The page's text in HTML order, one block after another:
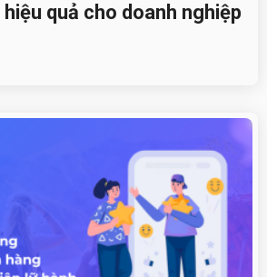
quả cho doanh nghiệp